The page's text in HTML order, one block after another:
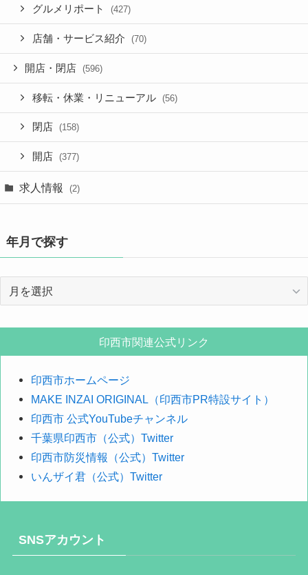
グルメリポート (427)
店舗・サービス紹介 (70)
開店・閉店 (596)
移転・休業・リニューアル (56)
閉店 (158)
開店 (377)
求人情報 (2)
年月で探す
す
印西市関連公式リンク
印西市ホームページ
MAKE INZAI ORIGINAL（印西市PR特設サイト）
印西市 公式YouTubeチャンネル
千葉県印西市（公式）Twitter
印西市防災情報（公式）Twitter
いんザイ君（公式）Twitter
SNSアカウント